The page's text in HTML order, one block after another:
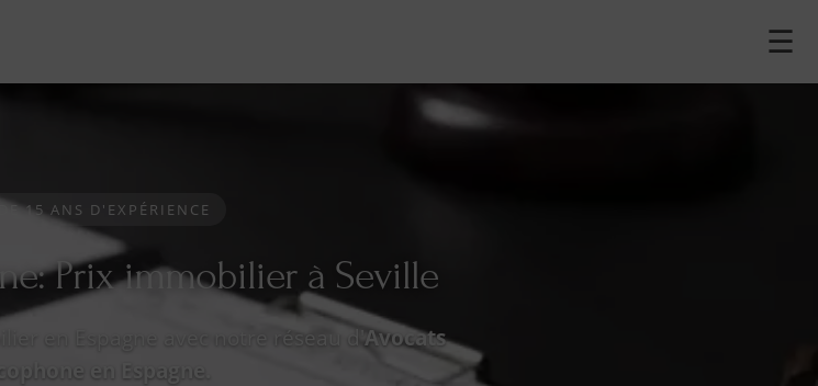
☰
DE 15 ANS D'EXPÉRIENCE
Prix immobilier à Seville
en Espagne avec notre réseau d' Avocats
en Espagne.